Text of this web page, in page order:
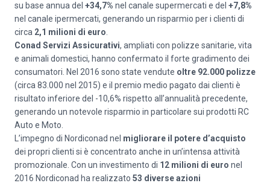
su base annua del +34,7% nel canale supermercati e del +7,8%
nel canale ipermercati, generando un risparmio per i clienti di
circa 2,1 milioni di euro
Conad Servizi Assicurativi, ampliati con polizze sanitarie, vita
e animali domestici, hanno confermato il forte gradimento dei
consumatori. Nel 2016 sono state vendute oltre 92.000 polizze
(circa 83.000 nel 2015) e il premio medio pagato dai clienti è
risultato inferiore del -10,6% rispetto all’annualità precedente,
generando un notevole risparmio in particolare sui prodotti RC
Auto e Moto.
L’impegno di Nordiconad nel migliorare il potere d’acquisto
dei propri clienti si è concentrato anche in un’intensa attività
promozionale. Con un investimento di 12 milioni di euro nel
2016 Nordiconad ha realizzato 53 diverse azioni